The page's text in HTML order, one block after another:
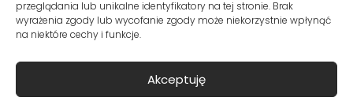
przeglądania lub unikalne identyfikatory na tej stronie. Brak
wyrażenia zgody lub wycofanie zgody może niekorzystnie wpłynąć
na niektóre cechy i funkcje.
Akceptuję
Zapisuję się